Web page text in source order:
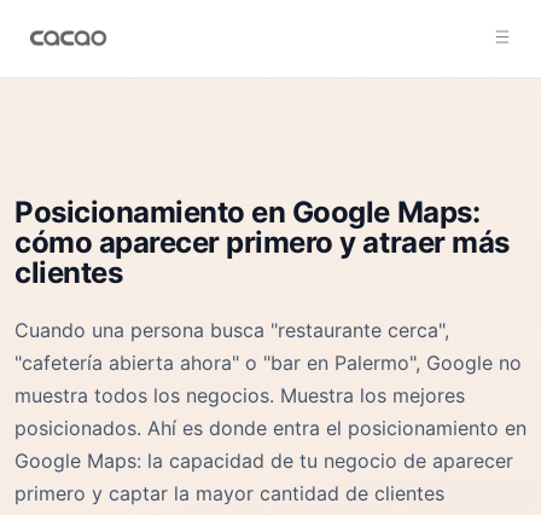
Posicionamiento en Google Maps:
cómo aparecer primero y atraer más
clientes
Cuando una persona busca "restaurante cerca",
"cafetería abierta ahora" o "bar en Palermo", Google no
muestra todos los negocios. Muestra los mejores
posicionados. Ahí es donde entra el posicionamiento en
Google Maps: la capacidad de tu negocio de aparecer
primero y captar la mayor cantidad de clientes